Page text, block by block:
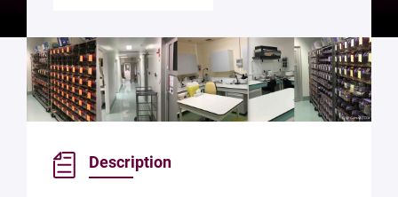
Description